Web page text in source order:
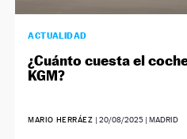
ACTUALIDAD
¿Cuánto cuesta el
KGM?
MARIO HERRÁEZ | 20/08/2025| MADRID